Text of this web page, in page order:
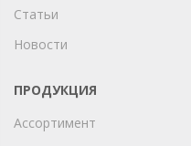
Статьи
Новости
ПРОДУКЦИЯ
Ассортимент